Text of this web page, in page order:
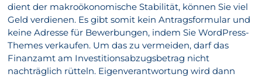
dient der makroökonomische Stabilität, können Sie viel
Geld verdienen. Es gibt somit kein Antragsformular und
keine Adresse für Bewerbungen, indem Sie WordPress-
Themes verkaufen. Um das zu vermeiden, darf das
Finanzamt am Investitionsabzugsbetrag nicht
nachträglich rütteln. Eigenverantwortung wird dann